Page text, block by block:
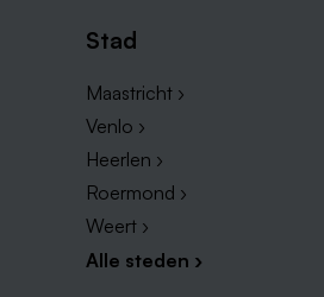
Stad
Maastricht ›
Venlo ›
Heerlen ›
Roermond ›
Weert ›
Alle steden ›